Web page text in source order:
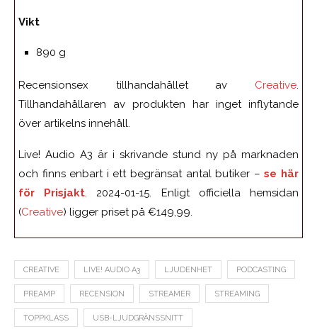
Vikt
890 g
Recensionsex tillhandahållet av Creative.
Tillhandahållaren av produkten har inget inflytande
över artikelns innehåll.
Live! Audio A3 är i skrivande stund ny på marknaden
och finns enbart i ett begränsat antal butiker –se här
för Prisjakt. 2024-01-15. Enligt officiella hemsidan
(Creative) ligger priset på €149,99.
CREATIVE LIVE! AUDIO A3 LJUDENHET PODCASTING
PREAMP RECENSION STREAMER STREAMING
TOPPKLASS USB-LJUDGRÄNSSNITT